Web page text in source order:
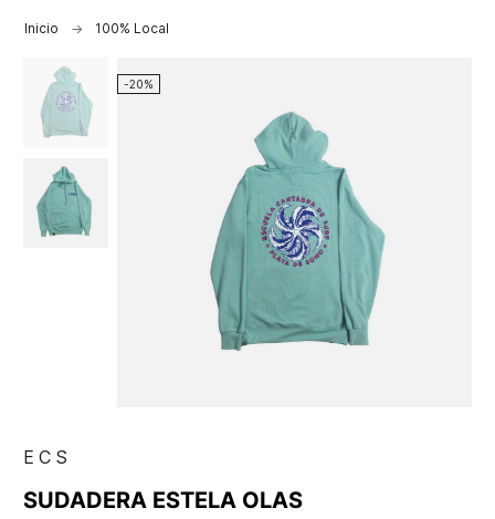
Inicio 100% Local
-20%
ECS
SUDADERA ESTELA OLAS